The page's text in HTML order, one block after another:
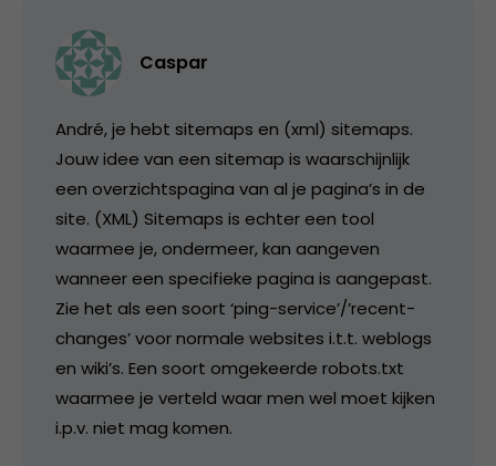
Caspar
André, je hebt sitemaps en (xml) sitemaps.
Jouw idee van een sitemap is waarschijnlijk
een overzichtspagina van al je pagina’s in de
site. (XML) Sitemaps is echter een tool
waarmee je, ondermeer, kan aangeven
wanneer een specifieke pagina is aangepast.
Zie het als een soort ‘ping-service’/’recent-
changes’ voor normale websites i.t.t. weblogs
en wiki’s. Een soort omgekeerde robots.txt
waarmee je verteld waar men wel moet kijken
i.p.v. niet mag komen.